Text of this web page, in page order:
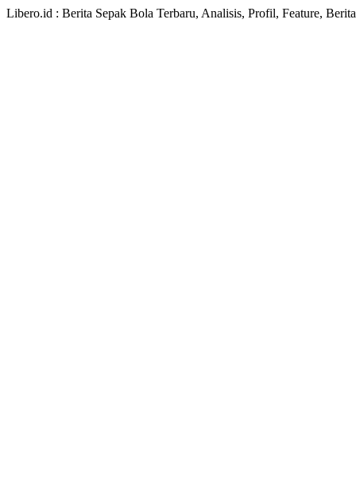
Libero.id : Berita Sepak Bola Terbaru, Analisis, Profil, Feature,